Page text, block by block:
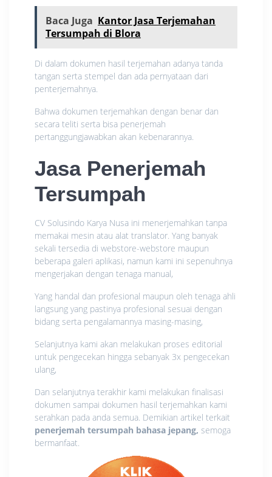
Baca Juga Kantor Jasa Terjemahan
Tersumpah di Blora
Di dalam dokumen hasil terjemahan adanya tanda
tangan serta stempel dan ada pernyataan dari
penterjemahnya.
Bahwa dokumen terjemahkan dengan benar dan
secara teliti serta bisa penerjemah
pertanggungjawabkan akan kebenarannya.
Jasa Penerjemah
Tersumpah
CV Solusindo Karya Nusa ini menerjemahkan tanpa
memakai mesin atau alat translator. Yang banyak
sekali tersedia di webstore-webstore maupun
beberapa galeri aplikasi, namun kami ini sepenuhnya
mengerjakan dengan tenaga manual,
Yang handal dan profesional maupun oleh tenaga ahli
langsung yang pastinya profesional sesuai dengan
bidang serta pengalamannya masing-masing,
Selanjutnya kami akan melakukan proses editorial
untuk pengecekan hingga sebanyak 3x pengecekan
ulang,
Dan selanjutnya terakhir kami melakukan finalisasi
dokumen sampai dokumen hasil terjemahkan kami
serahkan pada anda semua. Demikian artikel terkait
penerjemah tersumpah bahasa jepang, semoga
bermanfaat.